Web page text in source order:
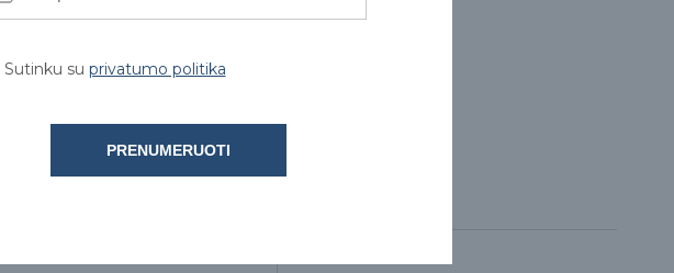
Sutinku su privatumo politika
PRENUMERUOTI